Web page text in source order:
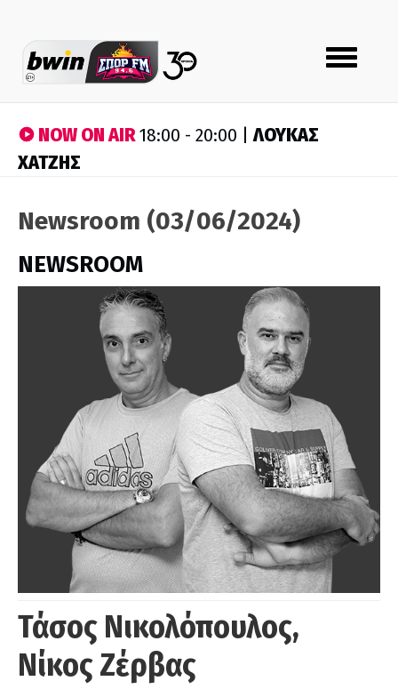
Toggle
navigation
NOW ON AIR18:00 - 20:00 |ΛΟΥΚΑΣ
ΧΑΤΖΗΣ
Newsroom (03/06/2024)
NEWSROOM
Τάσος Νικολόπουλος,
Νίκος Ζέρβας